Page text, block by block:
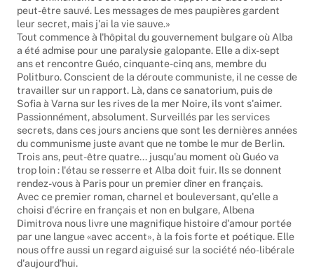
«Le communisme s'est écroulé. Le rapport de Guéo l'aurait
peut-être sauvé. Les messages de mes paupières gardent
leur secret, mais j'ai la vie sauve.»
Tout commence à l'hôpital du gouvernement bulgare où Alba
a été admise pour une paralysie galopante. Elle a dix-sept
ans et rencontre Guéo, cinquante-cinq ans, membre du
Politburo. Conscient de la déroute communiste, il ne cesse de
travailler sur un rapport. Là, dans ce sanatorium, puis de
Sofia à Varna sur les rives de la mer Noire, ils vont s'aimer.
Passionnément, absolument. Surveillés par les services
secrets, dans ces jours anciens que sont les dernières années
du communisme juste avant que ne tombe le mur de Berlin.
Trois ans, peut-être quatre... jusqu'au moment où Guéo va
trop loin : l'étau se resserre et Alba doit fuir. Ils se donnent
rendez-vous à Paris pour un premier dîner en français.
Avec ce premier roman, charnel et bouleversant, qu'elle a
choisi d'écrire en français et non en bulgare, Albena
Dimitrova nous livre une magnifique histoire d'amour portée
par une langue «avec accent», à la fois forte et poétique. Elle
nous offre aussi un regard aiguisé sur la société néo-libérale
d'aujourd'hui.